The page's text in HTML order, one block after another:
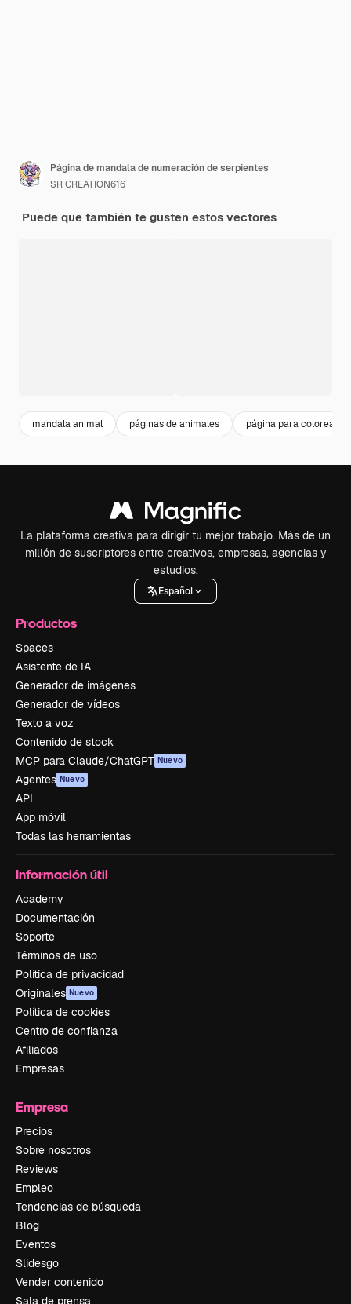
Página de mandala de numeración de serpientes
SR CREATION616
Puede que también te gusten estos vectores
mandala animal páginas de animales página para colorear
La plataforma creativa para dirigir tu mejor trabajo. Más de un
millón de suscriptores entre creativos, empresas, agencias y
estudios.
Español
Productos
Spaces
Asistente de IA
Generador de imágenes
Generador de vídeos
Texto a voz
Contenido de stock
MCP para Claude/ChatGPT Nuevo
Agentes Nuevo
API
App móvil
Todas las herramientas
Información útil
Academy
Documentación
Soporte
Términos de uso
Política de privacidad
Originales Nuevo
Política de cookies
Centro de confianza
Afiliados
Empresas
Empresa
Precios
Sobre nosotros
Reviews
Empleo
Tendencias de búsqueda
Blog
Eventos
Slidesgo
Vender contenido
Sala de prensa